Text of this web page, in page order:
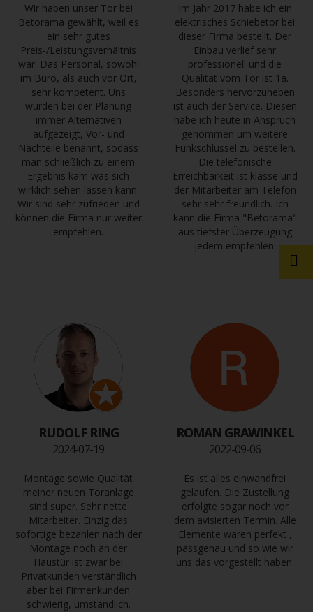
Wir haben unser Tor bei
Betorama gewählt, weil es
ein sehr gutes
Preis-/Leistungsverhältnis
war. Das Personal, sowohl
im Büro, als auch vor Ort,
sehr kompetent. Uns
wurden bei der Planung
immer Alternativen
aufgezeigt, Vor- und
Nachteile benannt, sodass
man schließlich zu einem
Ergebnis kam was sich
wirklich sehen lassen kann.
Wir sind sehr zufrieden und
können die Firma nur weiter
empfehlen.
Im Jahr 2017 habe ich ein
elektrisches Schiebetor bei
dieser Firma bestellt. Der
Einbau verlief sehr
professionell und die
Qualität vom Tor ist 1a.
Besonders hervorzuheben
ist auch der Service. Diesen
habe ich heute in Anspruch
genommen um weitere
Funkschlüssel zu bestellen.
Die telefonische
Erreichbarkeit ist klasse und
der Mitarbeiter am Telefon
sehr sehr freundlich. Ich
kann die Firma "Betorama"
aus tiefster Überzeugung
jedem empfehlen.
RUDOLF RING
2024-07-19
Montage sowie Qualität
meiner neuen Toranlage
sind super. Sehr nette
Mitarbeiter. Einzig das
sofortige bezahlen nach der
Montage noch an der
Haustür ist zwar bei
Privatkunden verständlich
aber bei Firmenkunden
schwierig, umständlich.
ROMAN GRAWINKEL
2022-09-06
Es ist alles einwandfrei
gelaufen. Die Zustellung
erfolgte sogar noch vor
dem avisierten Termin. Alle
Elemente waren perfekt ,
passgenau und so wie wir
uns das vorgestellt haben.